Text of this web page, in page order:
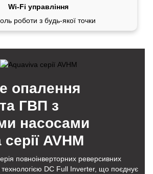
Wi-Fi управління
роботи з будь-якої точки
опалення
ГВП з
насосами
AVHM
повноінверторних реверсивних
технологією DC Full Inverter, що поєднує